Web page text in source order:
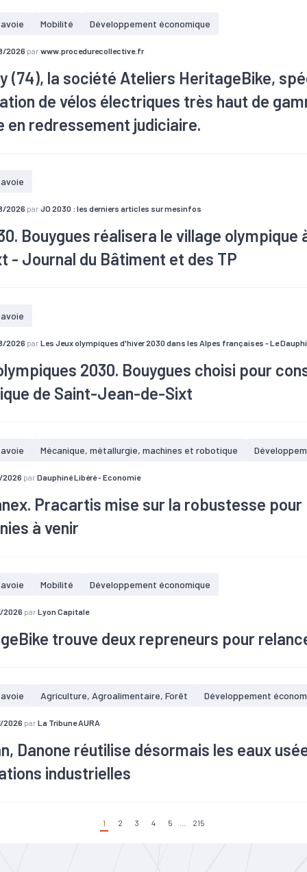
Mobilité Développement économique
2026 par www.procedurecollective.fr
(74), la société Ateliers HeritageBike,
de vélos électriques très haut de
en redressement judiciaire.
Cet état des créances est déposé au greffe. Aucun rapport n'est
2026 par JO 2030 : les derniers articles sur mesinfos
Bouygues réalisera le village
- Journal du Bâtiment et des TP
mené par Bouygues immobilier vient d'être sélectionné par
2026 par Les Jeux olympiques d'hiver 2030 dans les Alpes françaises - Le
2030. Bouygues choisi pour
de Saint-Jean-de-Sixt
Immobilier a été choisi pour mener le chantier du village
de fond et biathlon) avant d’être transformés, par la suite, en
l’année prochaine.
Mécanique, métallurgie, machines et robotique
2026 par Dauphiné Libéré - Economie
Pracartis mise sur la robustesse
à venir
Mobilité Développement économique
2026 par Lyon Capitale
trouve deux repreneurs pour
Agriculture, Agroalimentaire, Forêt Développement
2026 par La Tribune AURA
Danone réutilise désormais les eaux
industrielles
1 2 3 4 5 215